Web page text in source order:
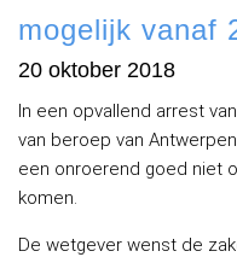
mogelijk vanaf
20 oktober 2018
In een opvallend arrest
van beroep van
een onroerend goed niet
komen.
De wetgever wenst de